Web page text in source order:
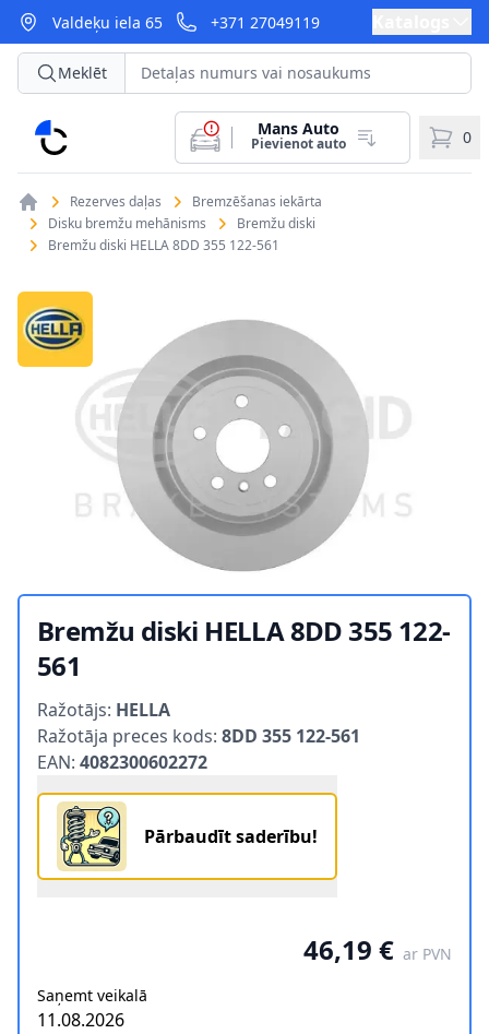
Valdeķu iela 65 +371 27049119
CarParts
Meklēt
Mans Auto
Pievienot auto 0
Rezerves daļas
Bremzēšanas iekārta
Disku bremžu mehānisms
Bremžu diski
Bremžu diski HELLA 8DD 355 122-561
Bremžu diski HELLA 8DD 355 122-
561
Ražotājs: HELLA
Ražotāja preces kods: 8DD 355 122-561
EAN: 4082300602272
Pārbaudīt saderību!
46,19 € ar PVN
Saņemt veikalā
11.08.2026